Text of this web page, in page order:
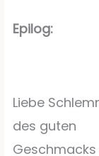
Epilog:
Liebe
des guten